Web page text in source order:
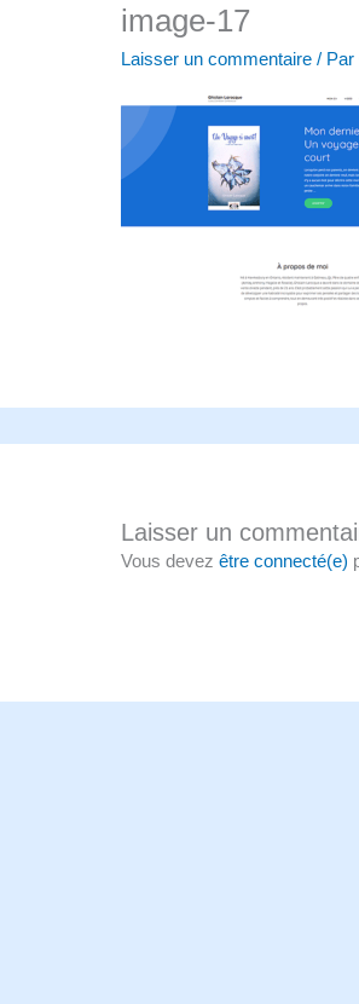
image-17
Laisser un commentaire / Par
Laisser un
Vous devezêtre connecté(e)